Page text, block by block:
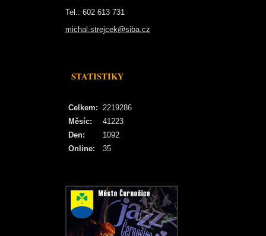
Tel.: 602 613 731
michal.strejcek@siba.cz
STATISTIKY
Online: 35
Celkem: 2219286
Měsíc:
41223
Den:
1092